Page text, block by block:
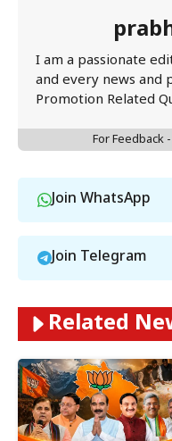
I am a passionate
and every news and
Promotion Related
For Feedback
Join WhatsApp
Join Telegram
Related